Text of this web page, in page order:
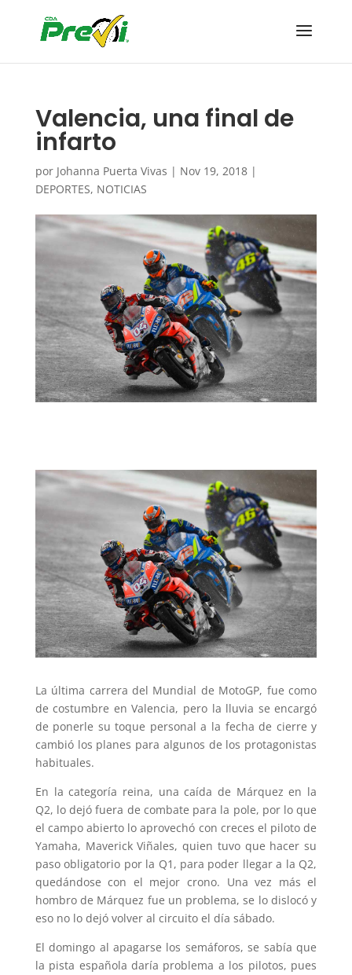
Valencia, una final de
infarto
por Johanna Puerta Vivas | Nov 19, 2018|
DEPORTES, NOTICIAS
La última carrera del Mundial de MotoGP, fue como
de costumbre en Valencia, pero la lluvia se encargó
de ponerle su toque personal a la fecha de cierre y
cambió los planes para algunos de los protagonistas
habituales.
En la categoría reina, una caída de Márquez en la
Q2, lo dejó fuera de combate para la pole, por lo que
el campo abierto lo aprovechó con creces el piloto de
Yamaha, Maverick Viñales, quien tuvo que hacer su
paso obligatorio por la Q1, para poder llegar a la Q2,
quedándose con el mejor crono. Una vez más el
hombro de Márquez fue un problema, se lo dislocó y
eso no lo dejó volver al circuito el día sábado.
El domingo al apagarse los semáforos, se sabía que
la pista española daría problema a los pilotos, pues